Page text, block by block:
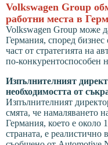
Volkswagen Group
работни места в
Volkswagen Group може
Германия, според
част от стратегията на
по-конкурентоспособен
Изпълнителният
необходимостта от
Изпълнителният
смята, че намаляването
Германия, което е около
страната, е